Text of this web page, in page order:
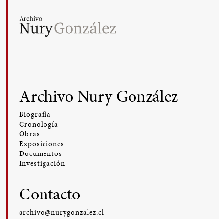
Archivo Nury González
Biografía
Cronología
Obras
Exposiciones
Documentos
Investigación
Contacto
archivo@nurygonzalez.cl